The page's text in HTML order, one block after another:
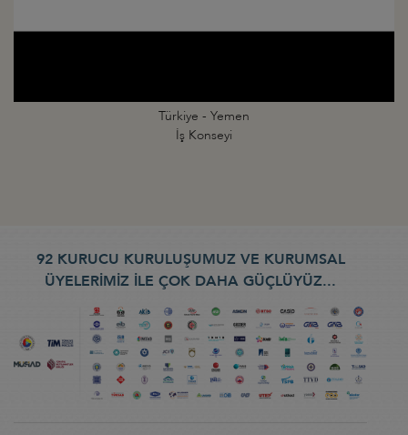
Türkiye - Yemen
İş Konseyi
92 KURUCU KURULUŞUMUZ VE KURUMSAL
ÜYELERİMİZ İLE ÇOK DAHA GÜÇLÜYÜZ...